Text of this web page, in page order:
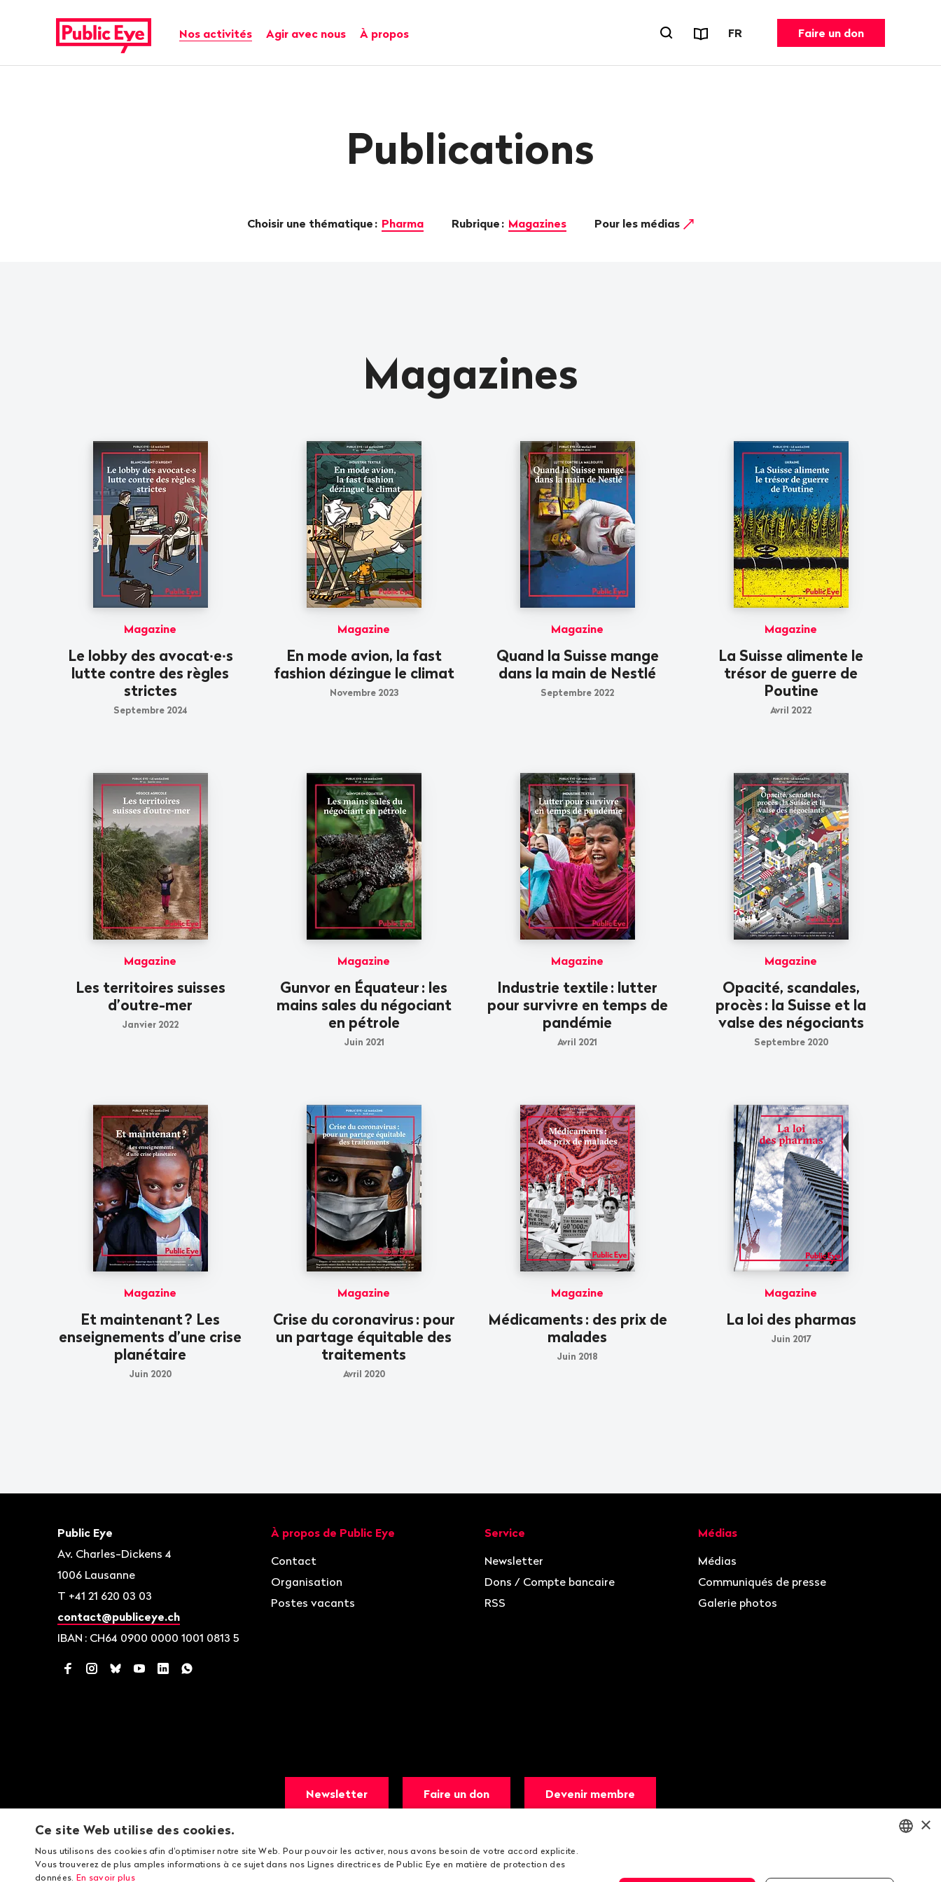
publiceye.ch
Navigation principale
Nos activités Agir avec nous À propos Ouvrir le formulaire de recherche
Rapports et dépliants
FR CHANGER DE LANGUE. LANGUE
Faire un don
Publications
Choisir une thématique : Pharma Rubrique : Magazines Pour les médias
Magazines
Magazine
Le lobby des avocat∙e∙s
lutte contre des règles
strictes
Septembre 2024
Magazine
En mode avion, la fast
fashion dézingue le climat
Novembre 2023
Magazine
Quand la Suisse mange
dans la main de Nestlé
Septembre 2022
Magazine
La Suisse alimente le
trésor de guerre de
Poutine
Avril 2022
Magazine
Les territoires suisses
d’outre-mer
Janvier 2022
Magazine
Gunvor en Équateur: les
mains sales du négociant
en pétrole
Juin 2021
Magazine
Industrie textile: lutter
pour survivre en temps de
pandémie
Avril 2021
Magazine
Opacité, scandales,
procès: la Suisse et la
valse des négociants
Septembre 2020
Magazine
Et maintenant? Les
enseignements d’une crise
planétaire
Juin 2020
Magazine
Crise du coronavirus: pour
un partage équitable des
traitements
Avril 2020
Magazine
Médicaments: des prix de
malades
Juin 2018
Magazine
La loi des pharmas
Juin 2017
Contact
Public Eye
Av. Charles-Dickens 4
1006 Lausanne
T +41 21 620 03 03
contact@publiceye.ch
IBAN : CH64 0900 0000 1001 0813 5
FacebookInstagram
BlueskyYouTubeLinkedInWhatsApp
Navigation
À propos de Public Eye
Contact
Organisation
Postes vacants
Service
Newsletter
Dons / Compte bancaire
RSS
Médias
Médias
Communiqués de presse
Galerie photos
Newsletter Faire un don Devenir membre
×
Ce site Web utilise des cookies.
Nous utilisons des cookies afin d'optimiser notre site Web. Pour pouvoir les activer, nous avons besoin de votre accord explicite.
Vous trouverez de plus amples informations à ce sujet dans nos Lignes directrices de Public Eye en matière de protection des
données. En savoir plus